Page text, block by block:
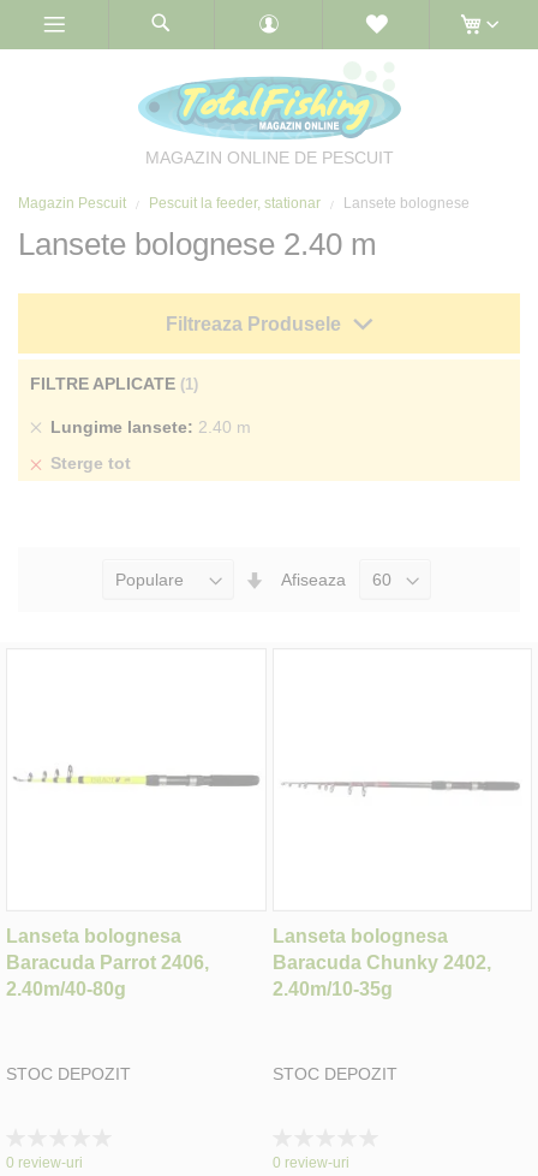
MAGAZIN ONLINE DE PESCUIT
Magazin Pescuit Pescuit la feeder, stationar Lansete bolognese
Lansete bolognese 2.40 m
Seteaza
Afiseaza
Lanseta bolognesa
Baracuda Parrot 2406,
2.40m/40-80g
STOC DEPOZIT
0%
0 review-uri
Lanseta bolognesa
Baracuda Chunky 2402,
2.40m/10-35g
STOC DEPOZIT
0%
0 review-uri
Filtreaza Produsele
FILTRE APLICATE
Lungime lansete 2.40 m
Sterge
Sterge tot